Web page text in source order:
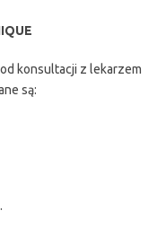
konsultacji z lekarzem
są: